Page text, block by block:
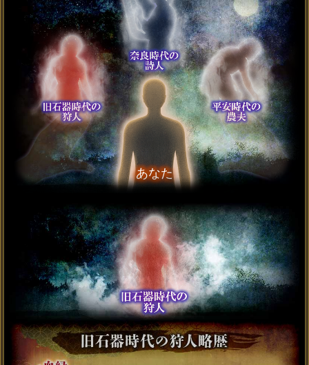
会員価格2,915円(税込)
通常価格3,410円(税込)
収入＆評価大幅UP【成功
者も秘密裏に来訪】あな
たの仕事霊視◆定年後
会員価格1,980円(税込)
通常価格2,200円(税込)
独身脱却/縁切り不能【あ
なたの婚姻霊視22項】伴
侶/入籍◆強制縁結び
会員価格 2,420円(税込)
2,750円(税込)
心に刻んでおきなさい
【●月●日に人生激変】あ
なたの好転霊視◆詳細
会員価格880円(税込)
通常価格990円(税込)